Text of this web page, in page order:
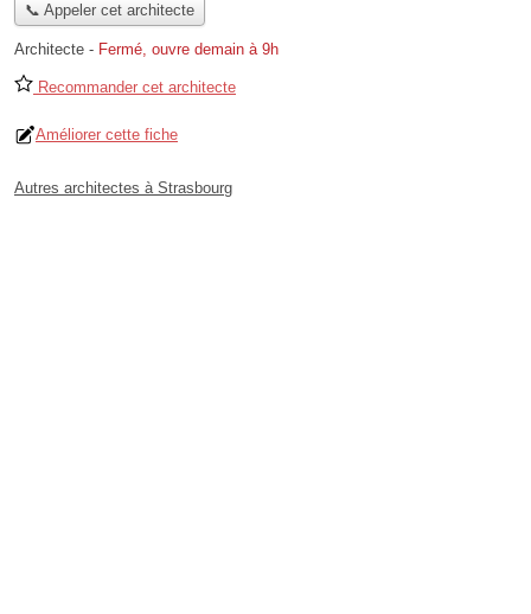
📞 Appeler cet architecte
Architecte - Fermé, ouvre demain à 9h
Recommander cet architecte
Améliorer cette fiche
Autres architectes à Strasbourg